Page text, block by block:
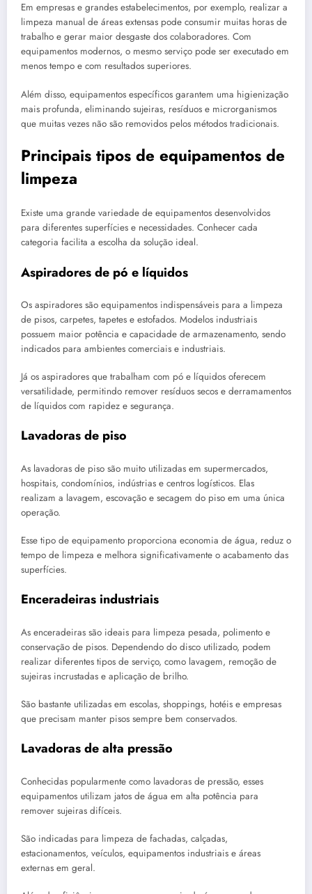
Em empresas e grandes estabelecimentos, por exemplo, realizar a
limpeza manual de áreas extensas pode consumir muitas horas de
trabalho e gerar maior desgaste dos colaboradores. Com
equipamentos modernos, o mesmo serviço pode ser executado em
menos tempo e com resultados superiores.
Além disso, equipamentos específicos garantem uma higienização
mais profunda, eliminando sujeiras, resíduos e microrganismos
que muitas vezes não são removidos pelos métodos tradicionais.
Principais tipos de equipamentos de
limpeza
Existe uma grande variedade de equipamentos desenvolvidos
para diferentes superfícies e necessidades. Conhecer cada
categoria facilita a escolha da solução ideal.
Aspiradores de pó e líquidos
Os aspiradores são equipamentos indispensáveis para a limpeza
de pisos, carpetes, tapetes e estofados. Modelos industriais
possuem maior potência e capacidade de armazenamento, sendo
indicados para ambientes comerciais e industriais.
Já os aspiradores que trabalham com pó e líquidos oferecem
versatilidade, permitindo remover resíduos secos e derramamentos
de líquidos com rapidez e segurança.
Lavadoras de piso
As lavadoras de piso são muito utilizadas em supermercados,
hospitais, condomínios, indústrias e centros logísticos. Elas
realizam a lavagem, escovação e secagem do piso em uma única
operação.
Esse tipo de equipamento proporciona economia de água, reduz o
tempo de limpeza e melhora significativamente o acabamento das
superfícies.
Enceradeiras industriais
As enceradeiras são ideais para limpeza pesada, polimento e
conservação de pisos. Dependendo do disco utilizado, podem
realizar diferentes tipos de serviço, como lavagem, remoção de
sujeiras incrustadas e aplicação de brilho.
São bastante utilizadas em escolas, shoppings, hotéis e empresas
que precisam manter pisos sempre bem conservados.
Lavadoras de alta pressão
Conhecidas popularmente como lavadoras de pressão, esses
equipamentos utilizam jatos de água em alta potência para
remover sujeiras difíceis.
São indicadas para limpeza de fachadas, calçadas,
estacionamentos, veículos, equipamentos industriais e áreas
externas em geral.